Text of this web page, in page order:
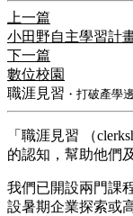
上一篇
小田野自主學習計
下一篇
數位校園
職涯見習 ・打破產學
「職涯見習 （
的認知，幫助他們
我們已開設兩門課
設暑期企業探索或